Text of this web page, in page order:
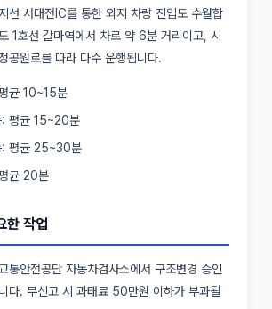
선 서대전IC를 통한 외지 차량 진입도 수월합
1호선 갈마역에서 차로 약 6분 거리이고, 시
공원로를 따라 다수 운행됩니다.
균 10~15분
: 평균 15~20분
: 평균 25~30분
균 20분
한 작업
통안전공단 자동차검사소에서 구조변경 승인
다. 무신고 시 과태료 50만원 이하가 부과될